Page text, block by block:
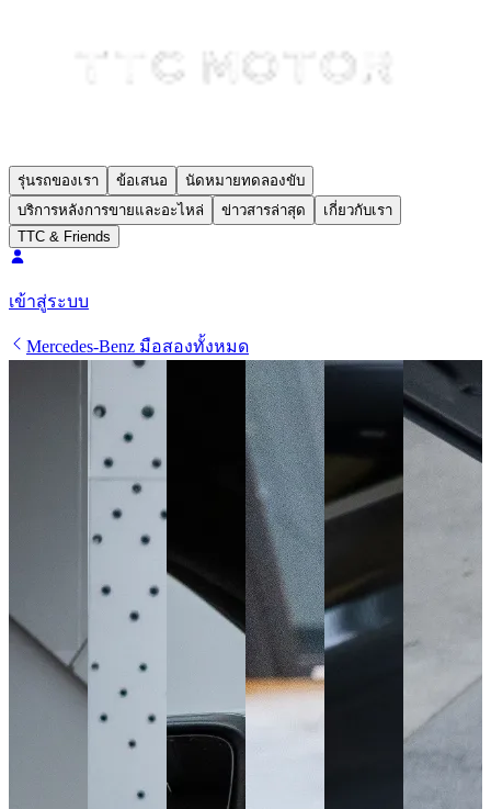
รุ่นรถของเรา ข้อเสนอ
นัดหมายทดลองขับ
บริการหลังการขายและอะไหล่
ข่าวสารล่าสุด
เกี่ยวกับเรา
TTC & Friends
เข้าสู่ระบบ
Mercedes-Benz มือสองทั้งหมด